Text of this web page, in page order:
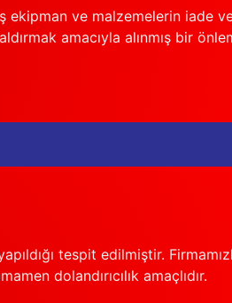
ekipman ve malzemelerin iade
amacıyla alınmış bir
tespit edilmiştir.
dolandırıcılık amaçlıdır.